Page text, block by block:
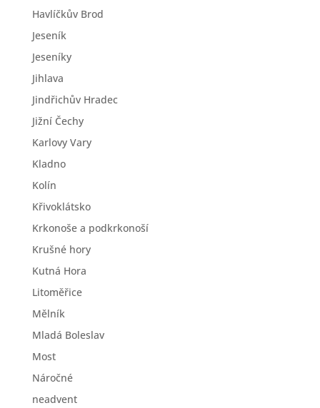
Havlíčkův Brod
Jeseník
Jeseníky
Jihlava
Jindřichův Hradec
Jižní Čechy
Karlovy Vary
Kladno
Kolín
Křivoklátsko
Krkonoše a podkrkonoší
Krušné hory
Kutná Hora
Litoměřice
Mělník
Mladá Boleslav
Most
Náročné
neadvent